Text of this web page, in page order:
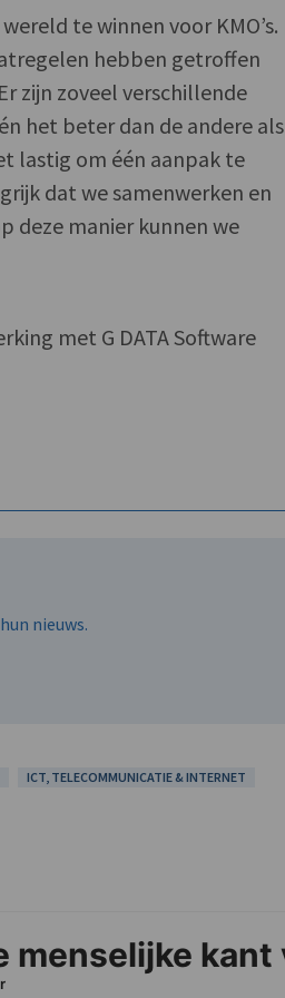
te winnen voor KMO’s.
hebben getroffen
zijn zoveel verschillende
het beter dan de andere als
lastig om één aanpak te
dat we samenwerken en
deze manier kunnen we
met G DATA Software
nieuws.
ICT, TELECOMMUNICATIE & INTERNET